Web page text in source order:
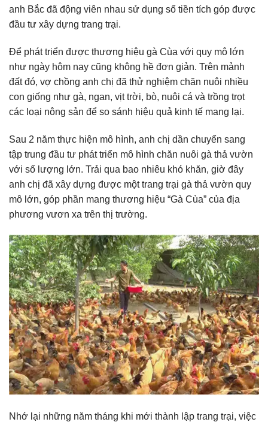
anh Bắc đã động viên nhau sử dụng số tiền tích góp được
đầu tư xây dựng trang trại.
Để phát triển được thương hiệu gà Cùa với quy mô lớn
như ngày hôm nay cũng không hề đơn giản. Trên mảnh
đất đó, vợ chồng anh chị đã thử nghiệm chăn nuôi nhiều
con giống như gà, ngan, vịt trời, bò, nuôi cá và trồng trọt
các loại nông sản để so sánh hiệu quả kinh tế mang lại.
Sau 2 năm thực hiện mô hình, anh chị dần chuyển sang
tập trung đầu tư phát triển mô hình chăn nuôi gà thả vườn
với số lượng lớn. Trải qua bao nhiêu khó khăn, giờ đây
anh chị đã xây dựng được một trang trại gà thả vườn quy
mô lớn, góp phần mang thương hiệu “Gà Cùa” của địa
phương vươn xa trên thị trường.
Nhớ lại những năm tháng khi mới thành lập trang trại, việc